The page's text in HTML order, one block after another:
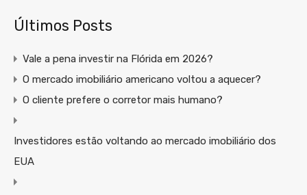
Últimos Posts
Vale a pena investir na Flórida em 2026?
O mercado imobiliário americano voltou a aquecer?
O cliente prefere o corretor mais humano?
Investidores estão voltando ao mercado imobiliário dos
EUA